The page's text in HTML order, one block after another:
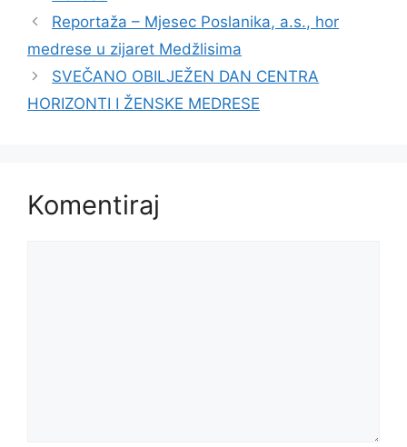
Reportaža – Mjesec Poslanika, a.s., hor
medrese u zijaret Medžlisima
SVEČANO OBILJEŽEN DAN CENTRA
HORIZONTI I ŽENSKE MEDRESE
Komentiraj